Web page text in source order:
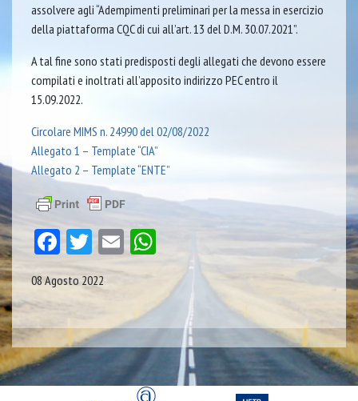
assolvere agli “Adempimenti preliminari per la messa in esercizio
della piattaforma CQC di cui all’art. 13 del D.M. 30.07.2021”.
A tal fine sono stati predisposti degli allegati che devono essere
compilati e inoltrati all’apposito indirizzo PEC entro il
15.09.2022.
Circolare MIMS n. 24990 del 02/08/2022
Allegato 1 – Template “CIA”
Allegato 2 – Template “ENTE”
Facebook
Twitter
EmailWhatsApp
08 Agosto 2022